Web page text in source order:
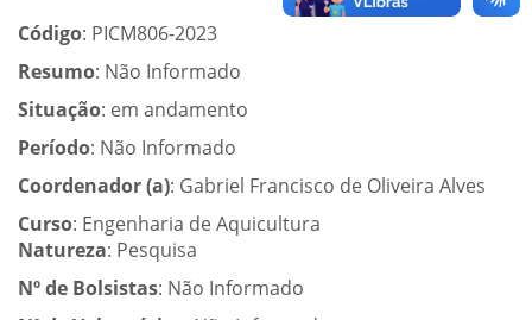
Código: PICM806-2023
Resumo: Não Informado
Situação: em andamento
Período: Não Informado
Coordenador (a): Gabriel Francisco de Oliveira Alves
Curso: Engenharia de Aquicultura
Natureza: Pesquisa
Nº de Bolsistas: Não Informado